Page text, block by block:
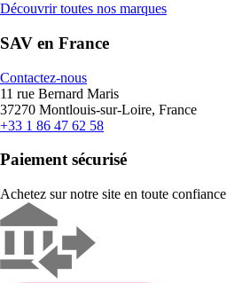
Découvrir toutes nos marques
SAV en France
Contactez-nous
11 rue Bernard Maris
37270 Montlouis-sur-Loire, France
+33 1 86 47 62 58
Paiement sécurisé
Achetez sur notre site en toute confiance